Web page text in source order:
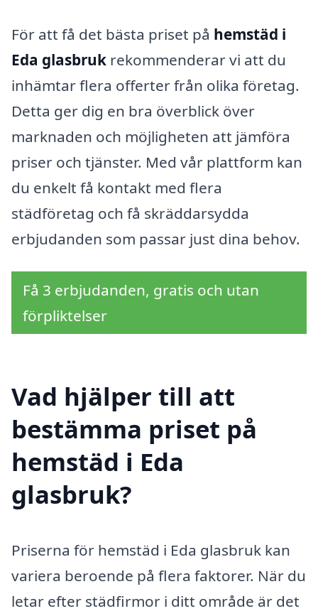
För att få det bästa priset på hemstäd i
Eda glasbruk rekommenderar vi att du
inhämtar flera offerter från olika företag.
Detta ger dig en bra överblick över
marknaden och möjligheten att jämföra
priser och tjänster. Med vår plattform kan
du enkelt få kontakt med flera
städföretag och få skräddarsydda
erbjudanden som passar just dina behov.
Få 3 erbjudanden, gratis och utan
förpliktelser
Vad hjälper till att
bestämma priset på
hemstäd i Eda
glasbruk?
Priserna för hemstäd i Eda glasbruk kan
variera beroende på flera faktorer. När du
letar efter städfirmor i ditt område är det